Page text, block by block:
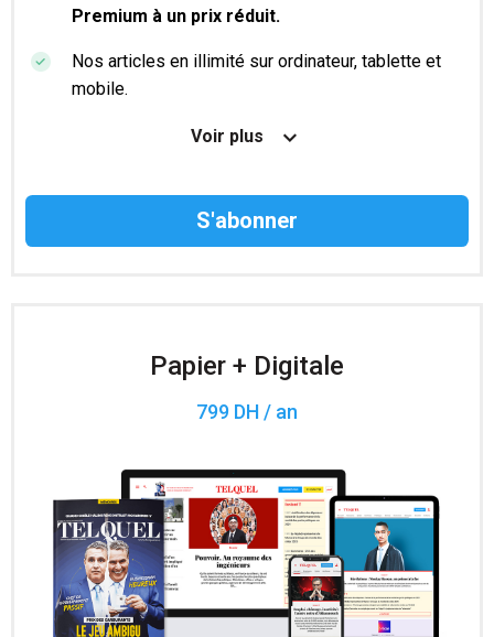
Premium à un prix réduit.
Nos articles en illimité sur ordinateur, tablette et
mobile.
Le magazine TelQuel en numérique avant la sortie
Des informations confidentielles résérvées aux
Voir plus
Papier + Digitale
799 DH / an